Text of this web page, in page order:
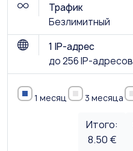
Трафик
Безлимитный
1 IP-адрес
до 256 IP-адресов
1 месяц 3 месяца
Итого:
8.50 €